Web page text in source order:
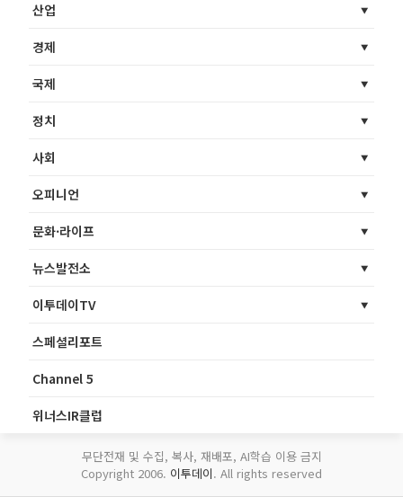
산업
경제
국제
정치
사회
오피니언
문화·라이프
뉴스발전소
이투데이TV
스페셜리포트
Channel 5
위너스IR클럽
무단전재 및 수집, 복사, 재배포, AI학습 이용 금지
Copyright 2006. 이투데이. All rights reserved